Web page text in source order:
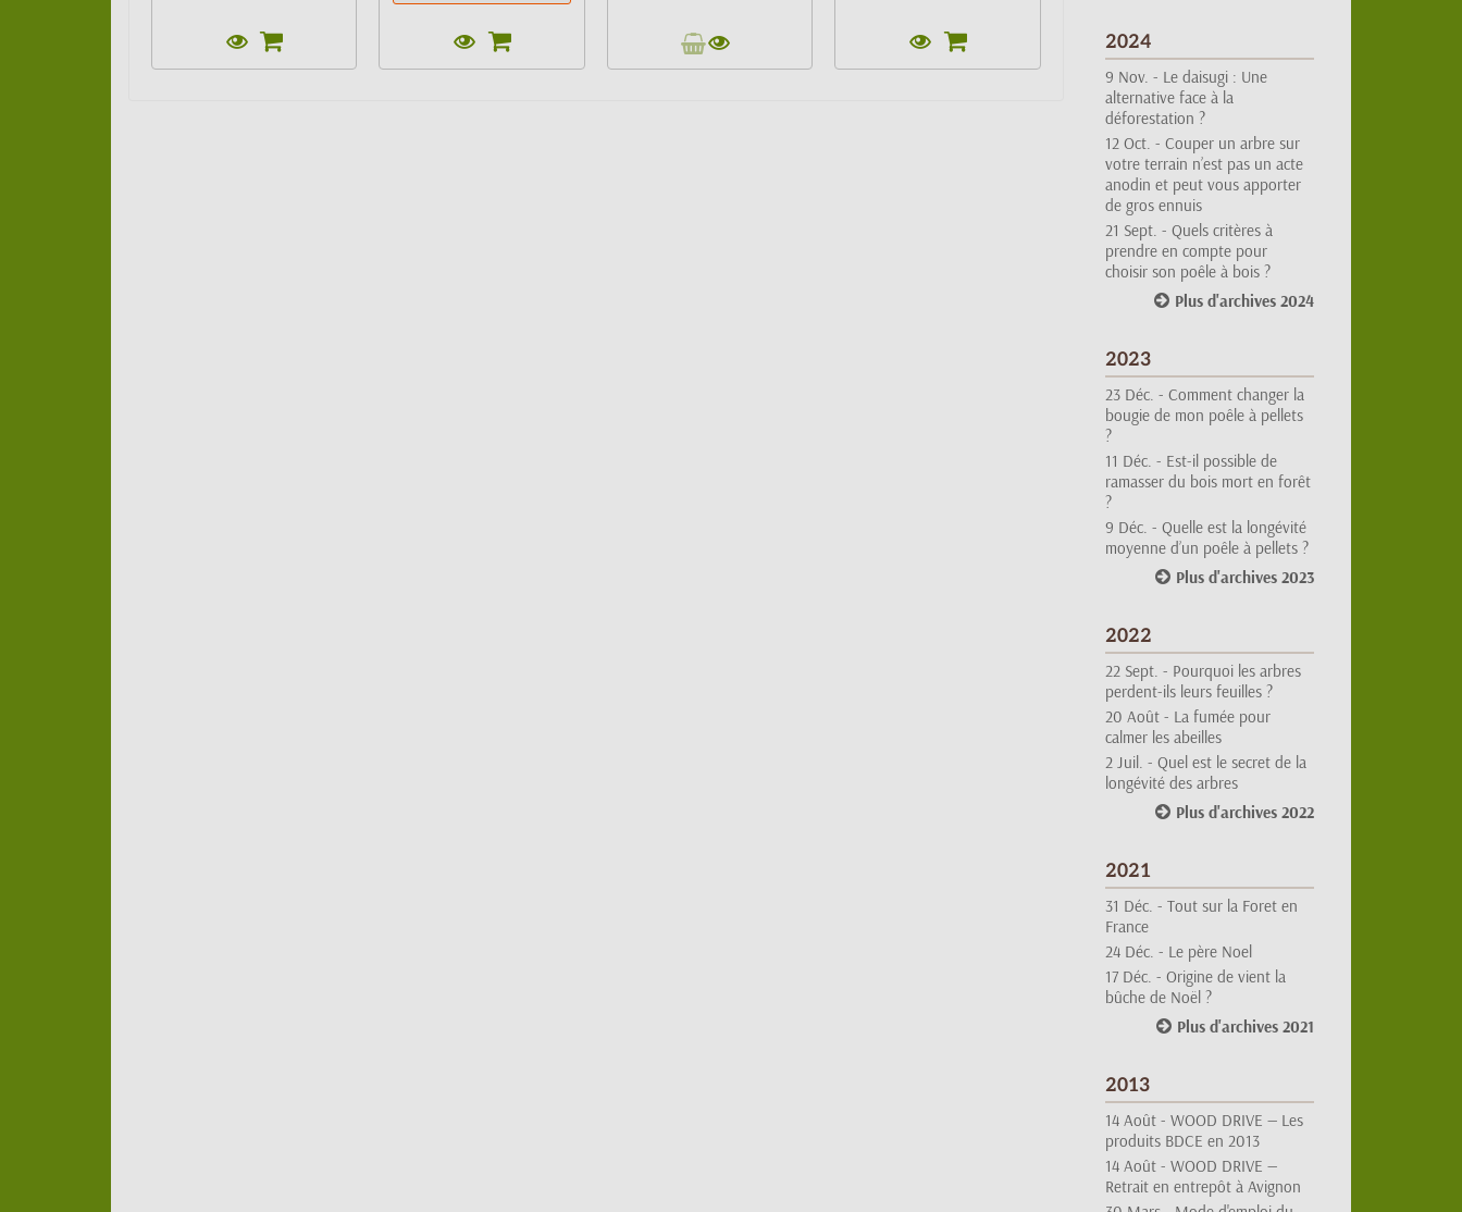
9 Nov. -Le daisugi : Une
alternative face à la
déforestation ?
12 Oct. -Couper un arbre sur
votre terrain n’est pas un acte
anodin et peut vous apporter
de gros ennuis
21 Sept. -Quels critères à
prendre en compte pour
choisir son poêle à bois ?
Plus d'archives 2024
23 Déc. -Comment changer la
bougie de mon poêle à pellets
?
11 Déc. -
ramasser du bois mort en forêt
?
9 Déc. -
moyenne d’un poêle à pellets ?
Plus d'archives 2023
22 Sept. -Pourquoi les arbres
perdent-ils leurs feuilles ?
20 Août -La fumée pour
calmer les abeilles
2 Juil. -Quel est le secret de la
longévité des arbres
Plus d'archives 2022
31 Déc. -Tout sur la Foret en
France
24 Déc. -
17 Déc. - Origine de vient la
bûche de Noël ?
Plus d'archives 2021
14 Août -WOOD DRIVE — Les
produits BDCE en 2013
14 Août -WOOD DRIVE —
Retrait en entrepôt à Avignon
30 Mars -Mode d'emploi du